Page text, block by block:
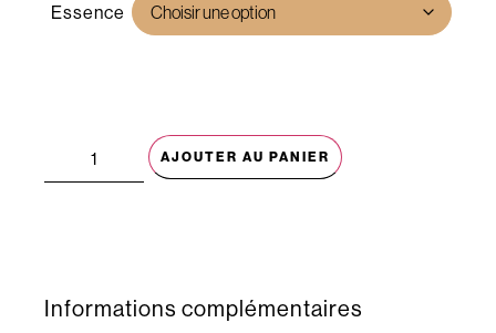
Essence
AJOUTER AU PANIER
Informations complémentaires